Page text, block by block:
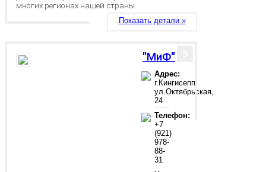
многих регионах нашей страны.
Показать детали »
"МиФ"
Адрес:
г.Кингисепп,
ул.Октябрьская,
24
Телефон:
+7
(921)
978-
88-
31